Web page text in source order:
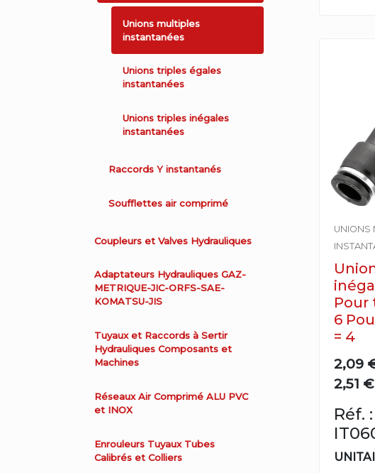
UNIONS
Pour
6
= 4
2,09
2,51
Réf.
Unions multiples
instantanées
Unions triples égales
instantanées
Unions triples inégales
instantanées
Raccords Y instantanés
Soufflettes air comprimé
Coupleurs et Valves Hydrauliques
Adaptateurs Hydrauliques GAZ-
METRIQUE-JIC-ORFS-SAE-
KOMATSU-JIS
Tuyaux et Raccords à Sertir
Hydrauliques Composants et
Machines
Réseaux Air Comprimé ALU PVC
et INOX
Enrouleurs Tuyaux Tubes
Calibrés et Colliers